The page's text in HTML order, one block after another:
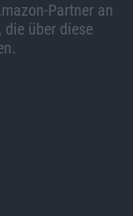
Partner an
über diese